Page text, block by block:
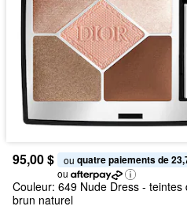
95,00 $ ou quatre paiements de
ou
Couleur: 649 Nude Dress - teintes
brun naturel